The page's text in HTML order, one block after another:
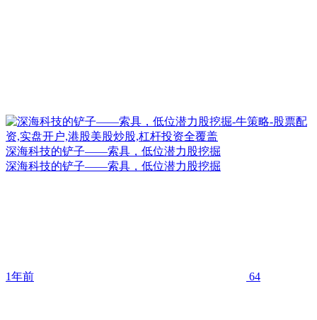
深海科技的铲子——索具，低位潜力股挖掘
深海科技的铲子——索具，低位潜力股挖掘
1年前 64